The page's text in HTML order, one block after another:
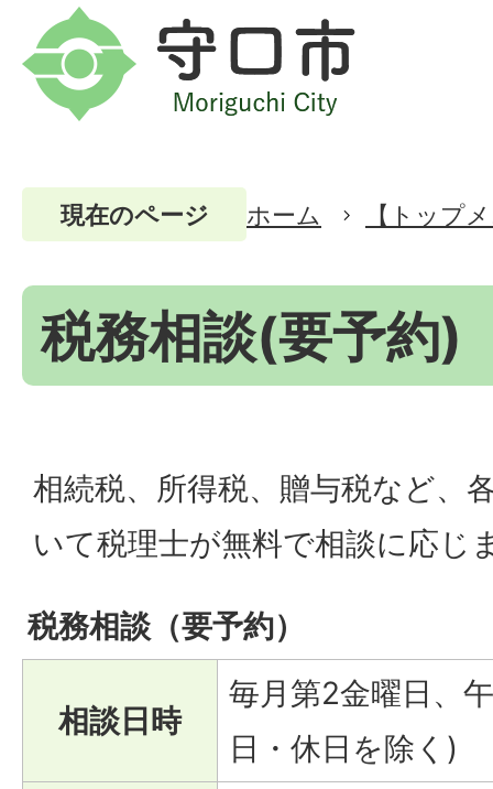
現在のページ ホーム 【トップ
税務相談(要予約)
相続税、所得税、贈与税など、
いて税理士が無料で相談に応じ
税務相談（要予約）
相談日時
毎月第2金曜日、
日・休日を除く)